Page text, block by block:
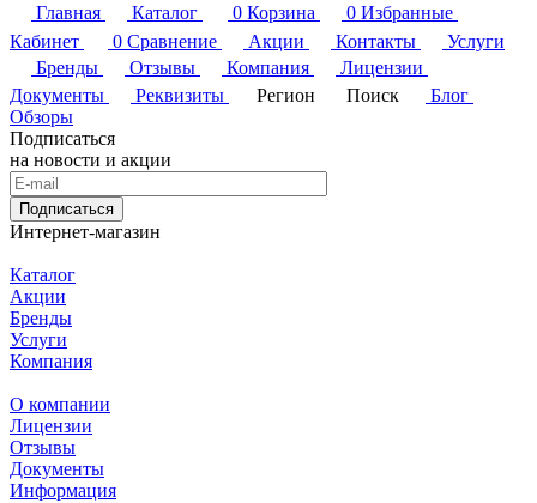
Главная
Каталог 0 Корзина 0 Избранные
Кабинет
0 Сравнение Акции Контакты
Услуги
Бренды
Отзывы Компания
Лицензии
Документы
Реквизиты Регион Поиск
Блог
Обзоры
Подписаться
на новости и акции
Подписаться
Интернет-магазин
Каталог
Акции
Бренды
Услуги
Компания
О компании
Лицензии
Отзывы
Документы
Информация